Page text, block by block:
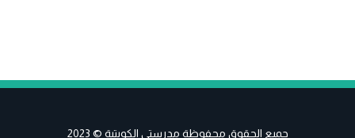
جميع الحقوق محفوظة مدرستي الكويتية © 2023